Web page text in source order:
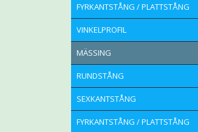
FYRKANTSTÅNG / PLATTSTÅNG
VINKELPROFIL
MÄSSING
RUNDSTÅNG
SEXKANTSTÅNG
FYRKANTSTÅNG / PLATTSTÅNG